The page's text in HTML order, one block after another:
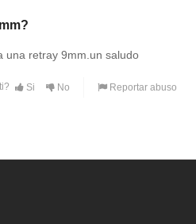
una retray 9mm.un saludo
Si No Reportar abuso